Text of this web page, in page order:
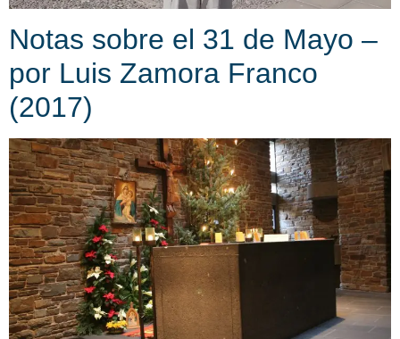
Notas sobre el 31 de Mayo –
por Luis Zamora Franco
(2017)